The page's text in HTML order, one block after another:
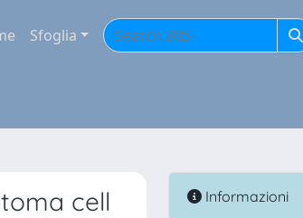
Sfoglia
cell
Informazioni